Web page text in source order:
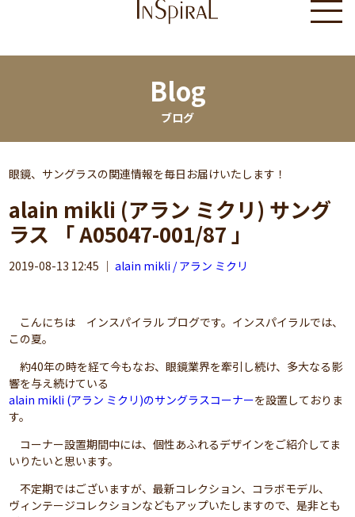
Blog
ブログ
眼鏡、サングラスの関連情報を毎日お届けいたします！
alain mikli (アラン ミクリ) サング
ラス 「 A05047-001/87 」
2019-08-13 12:45 ｜alain mikli / アラン ミクリ
こんにちは インスパイラル ブログです。インスパイラルでは、
この夏。
約40年の時を経て今もなお、眼鏡業界を牽引し続け、多大なる影
響を与え続けている
alain mikli (アラン ミクリ)のサングラスコーナーを設置しておりま
す。
コーナー設置期間中には、個性あふれるデザインをご紹介してま
いりたいと思います。
不定期ではございますが、最新コレクション、コラボモデル、
ヴィンテージコレクションなどもアップいたしますので、是非とも